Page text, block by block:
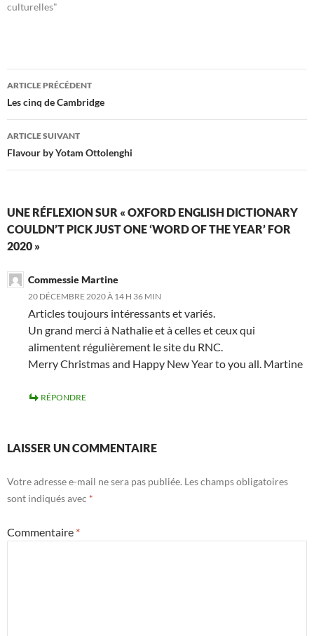
culturelles"
Navigation
des
articles
ARTICLE PRÉCÉDENT
Les cinq de Cambridge
ARTICLE SUIVANT
Flavour by Yotam Ottolenghi
UNE RÉFLEXION SUR « OXFORD ENGLISH DICTIONARY
COULDN’T PICK JUST ONE ‘WORD OF THE YEAR’ FOR
2020 »
Commessie Martine
20 DÉCEMBRE 2020 À 14 H 36 MIN
Articles toujours intéressants et variés.
Un grand merci à Nathalie et à celles et ceux qui
alimentent régulièrement le site du RNC.
Merry Christmas and Happy New Year to you all. Martine
RÉPONDRE
LAISSER UN COMMENTAIRE
Votre adresse e-mail ne sera pas publiée. Les champs obligatoires
sont indiqués avec *
Commentaire *